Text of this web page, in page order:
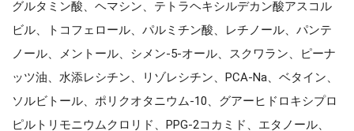
グルタミン酸、ヘマシン、テトラヘキシルデカン酸アスコル
ビル、トコフェロール、パルミチン酸、レチノール、パンテ
ノール、メントール、シメン-5-オール、スクワラン、ピーナ
ッツ油、水添レシチン、リゾレシチン、PCA-Na、ベタイン、
ソルビトール、ポリクオタニウム-10、グアーヒドロキシプロ
ピルトリモニウムクロリド、PPG-2コカミド、エタノール、